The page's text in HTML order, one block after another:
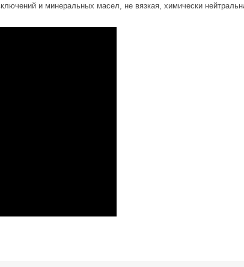
и минеральных масел, не вязкая, химически